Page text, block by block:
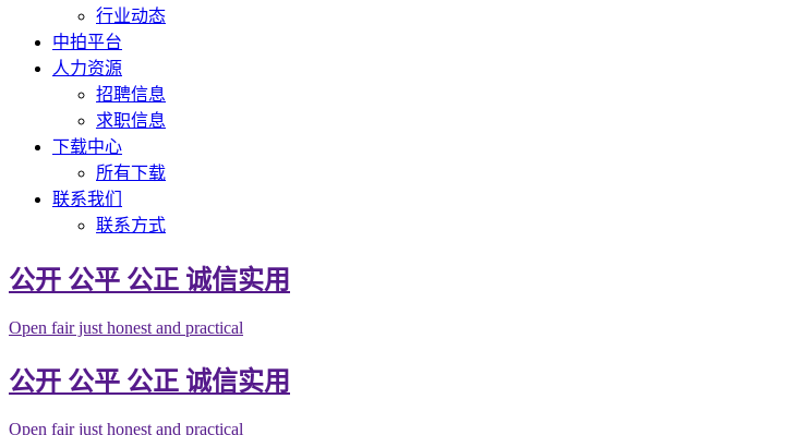
行业动态
中拍平台
人力资源
招聘信息
求职信息
下载中心
所有下载
联系我们
联系方式
公开 公平 公正 诚信实用
Open fair just honest and practical
公开 公平 公正 诚信实用
Open fair just honest and practical